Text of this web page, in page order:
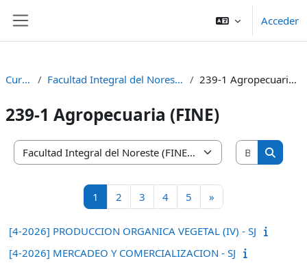
Acceder
Cursos Facultad Integral del Noreste (FINE) 239-1 Agropecuaria (FINE)
239-1 Agropecuaria (FINE)
Categorías
Buscar
Buscar
1 Página 1
2 Página 2
3 Página 3
4Página 4
5 Página 5
»
[4-2026] PRODUCCION ORGANICA VEGETAL (IV) - SJ
[4-2026] MERCADEO Y COMERCIALIZACION - SJ